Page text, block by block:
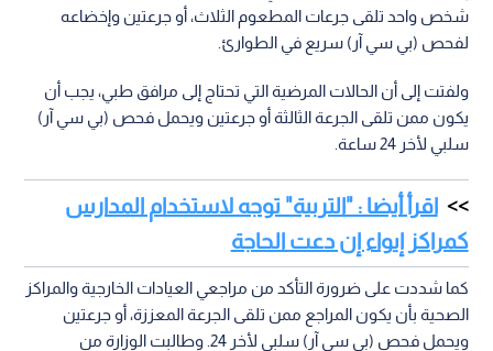
شخص واحد تلقى جرعات المطعوم الثلاث، أو جرعتين وإخضاعه
لفحص (بي سي آر) سريع في الطوارئ.
ولفتت إلى أن الحالات المرضية التي تحتاج إلى مرافق طبي، يجب أن
يكون ممن تلقى الجرعة الثالثة أو جرعتين ويحمل فحص (بي سي آر)
سلبي لأخر 24 ساعة.
اقرأ أيضا : "التربية" توجه لاستخدام المدارس
كمراكز إيواء إن دعت الحاجة
كما شددت على ضرورة التأكد من مراجعي العيادات الخارجية والمراكز
الصحية بأن يكون المراجع ممن تلقى الجرعة المعززة، أو جرعتين
ويحمل فحص (بي سي آر) سلبي لأخر 24. وطالبت الوزارة من